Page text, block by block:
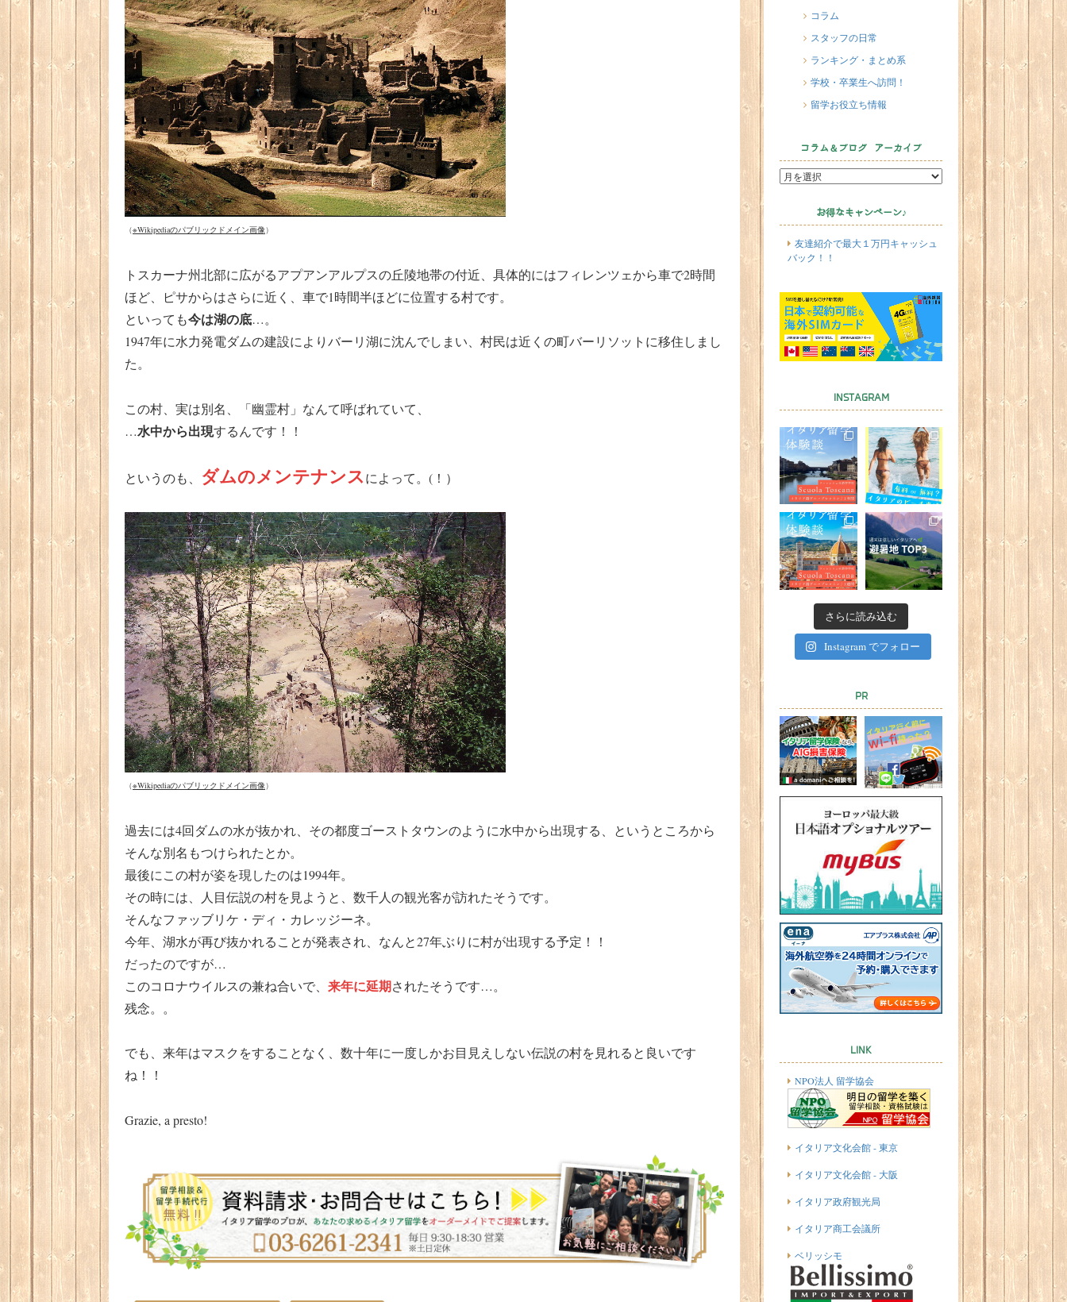
（※Wikipediaのパブリックドメイン画像）
トスカーナ州北部に広がるアプアンアルプスの丘陵地帯の付近、具体的にはフィレンツェから車で2時間
ほど、ピサからはさらに近く、車で1時間半ほどに位置する村です。
といっても今は湖の底…。
1947年に水力発電ダムの建設によりバーリ湖に沈んでしまい、村民は近くの町バーリソットに移住しまし
た。
この村、実は別名、「幽霊村」なんて呼ばれていて、
…水中から出現するんです！！
というのも、 ダムのメンテナンスによって。(！）
（※Wikipediaのパブリックドメイン画像）
過去には4回ダムの水が抜かれ、その都度ゴーストタウンのように水中から出現する、というところから
そんな別名もつけられたとか。
最後にこの村が姿を現したのは1994年。
その時には、人目伝説の村を見ようと、数千人の観光客が訪れたそうです。
そんなファッブリケ・ディ・カレッジーネ。
今年、湖水が再び抜かれることが発表され、なんと27年ぶりに村が出現する予定！！
だったのですが…
このコロナウイルスの兼ね合いで、 来年に延期されたそうです…。
残念。。
でも、来年はマスクをすることなく、数十年に一度しかお目見えしない伝説の村を見れると良いです
ね！！
Grazie, a presto!
味わってみたい！魚介の「ごった
煮」 リヴォルノのCacciucco（カッ
チュッコ）
コラム
スタッフの日常
ランキング・まとめ系
学校・卒業生へ訪問！
留学お役立ち情報
コラム＆ブログ アーカイブ
お得なキャンペーン♪
友達紹介で最大１万円キャッシュ
バック！！
INSTAGRAM
さらに読み込む
Instagram でフォロー
PR
LINK
NPO法人 留学協会
イタリア文化会館 - 東京
イタリア文化会館 - 大阪
イタリア政府観光局
イタリア商工会議所
ベリッシモ